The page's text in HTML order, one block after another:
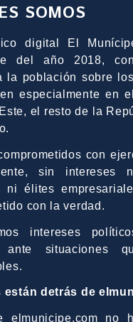
SOMOS
digital El
del año 2018,
la población sobre
especialmente en
el resto de la
con
sin intereses
ni élites
con la verdad.
intereses
ante situaciones
están detrás de
elmunicipe.com no